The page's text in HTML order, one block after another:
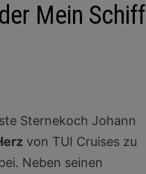
Mein Schiff
Sternekoch Johann
von TUI Cruises zu
Neben seinen